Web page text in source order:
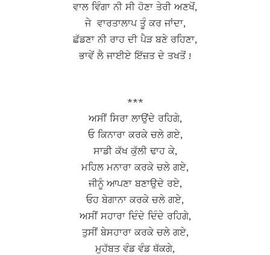
ਵਾਲ ਵਿੰਗਾ ਨੀ ਸੀ ਹੋਣਾ ਤੇਰੀ ਅਣਖੋਂ,
ਜੇ ਵਾਰਤਾਲਾਪ ਤੂੰ ਕਰ ਜਾਂਦਾ,
ਛੱਡਣਾ ਨੀ ਰਾਹ ਦੀ ਪੈੜ ਬਣੇ ਰਹਿਣਾ,
ਭਾਵੇਂ ਲੈ ਜਾਈਏ ਇੱਜ਼ਤ ਦੇ ਤਖਤੋਂ !
***
ਅਸੀਂ ਸਿਰਾ ਲਾਉਂਦੇ ਰਹਿਗੇ,
ਓ ਕਿਨਾਰਾ ਕਰਕੇ ਚਲੇ ਗਏ,
ਸਾਡੀ ਕੱਖ ਕੁੱਲੀ ਢਾਹ ਕੇ,
ਮਹਿਲ ਮਨਾਰਾ ਕਰਕੇ ਚਲੇ ਗਏ,
ਜੀਨੂੰ ਆਪਣਾ ਬਣਾਉਦੇ ਰਏ,
ਓਹ ਬੇਗਾਨਾ ਕਰਕੇ ਚਲੇ ਗਏ,
ਅਸੀਂ ਸਹਾਰਾ ਦਿੰਦੇ ਦਿੰਦੇ ਰਹਿਗੇ,
ਤੁਸੀਂ ਬੇਸਹਾਰਾ ਕਰਕੇ ਚਲੇ ਗਏ,
ਮੁਹੱਬਤ ਵੰਡ ਵੰਡ ਥੱਕਗੇ,